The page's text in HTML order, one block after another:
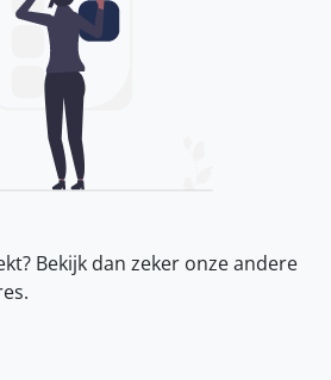
Bekijk dan zeker onzeandere